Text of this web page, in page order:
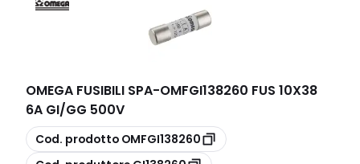
OMEGA FUSIBILI SPA-OMFGI138260 FUS 10X38
6A GI/GG 500V
copia
Cod. prodotto OMFGI138260
copia